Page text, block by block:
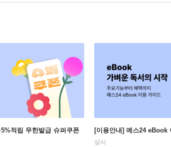
적립 무한발급 슈퍼쿠폰 [이용안내] 예스24 eBook
상시